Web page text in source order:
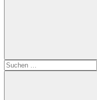
Suchen
nach: